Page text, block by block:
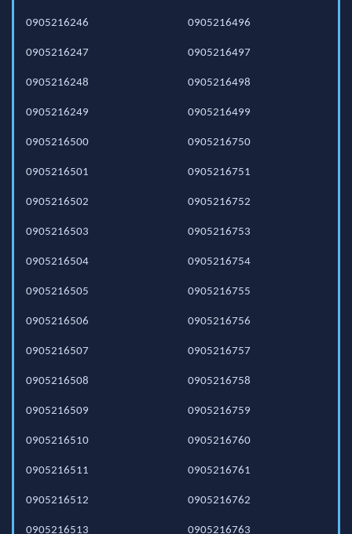
0905216246
0905216247
0905216248
0905216249
0905216496
0905216497
0905216498
0905216499
0905216500
0905216501
0905216502
0905216503
0905216504
0905216505
0905216506
0905216507
0905216508
0905216509
0905216510
0905216511
0905216512
0905216513
0905216750
0905216751
0905216752
0905216753
0905216754
0905216755
0905216756
0905216757
0905216758
0905216759
0905216760
0905216761
0905216762
0905216763